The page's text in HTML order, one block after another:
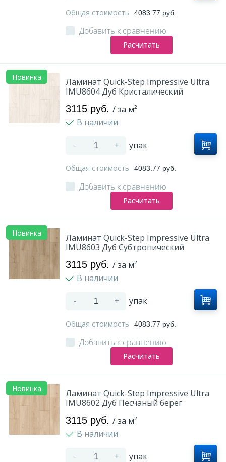
Общая стоимость 4083.77 руб.
Добавить к сравнению
Расчитать
Новинка
Ламинат Quick-Step Impressive Ultra
IMU8604 Дуб Кристалический
3115 руб. / за м²
В наличии
- + упак
Общая стоимость 4083.77 руб.
Добавить к сравнению
Расчитать
Новинка
Ламинат Quick-Step Impressive Ultra
IMU8603 Дуб Субтропический
3115 руб. / за м²
В наличии
- + упак
Общая стоимость 4083.77 руб.
Добавить к сравнению
Расчитать
Новинка
Ламинат Quick-Step Impressive Ultra
IMU8602 Дуб Песчаный берег
3115 руб. / за м²
В наличии
- + упак